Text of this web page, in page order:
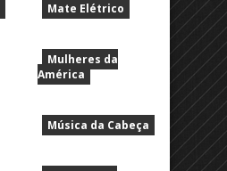
Mate Elétrico
Mulheres da
América
Música da Cabeça